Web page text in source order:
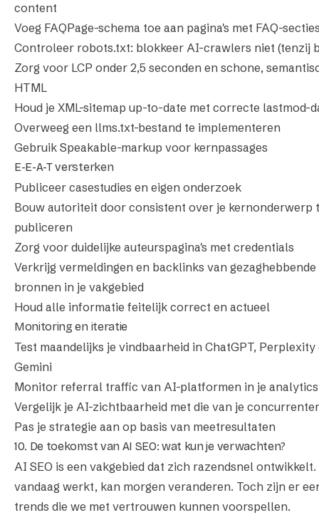
content
Voeg FAQPage-schema toe aan pagina's met FAQ-
Controleer robots.txt: blokkeer AI-crawlers niet (tenzij
Zorg voor LCP onder 2,5 seconden en schone,
HTML
Houd je XML-sitemap up-to-date met correcte lastmod-
Overweeg een llms.txt-bestand te implementeren
Gebruik Speakable-markup voor kernpassages
E-E-A-T versterken
Publiceer casestudies en eigen onderzoek
Bouw autoriteit door consistent over je kernonderwerp
publiceren
Zorg voor duidelijke auteurspagina's met credentials
Verkrijg vermeldingen en backlinks van gezaghebbende
bronnen in je vakgebied
Houd alle informatie feitelijk correct en actueel
Monitoring en iteratie
Test maandelijks je vindbaarheid in ChatGPT, Perplexity
Gemini
Monitor referral traffic van AI-platformen in je analytics
Vergelijk je AI-zichtbaarheid met die van je
Pas je strategie aan op basis van meetresultaten
10. De toekomst van AI SEO: wat kun je verwachten?
AI SEO is een vakgebied dat zich razendsnel ontwikkelt.
vandaag werkt, kan morgen veranderen. Toch zijn er
trends die we met vertrouwen kunnen voorspellen.